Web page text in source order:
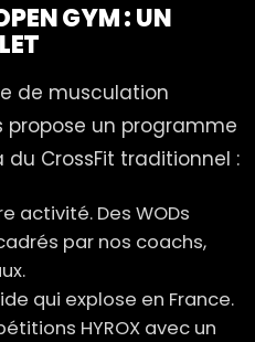
GYM : UN
de musculation
propose un programme
CrossFit traditionnel :
activité. Des WODs
par nos coachs,
qui explose en France.
HYROX avec un